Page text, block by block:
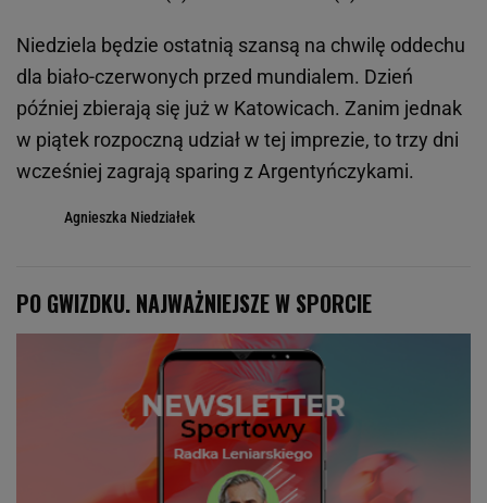
Niedziela będzie ostatnią szansą na chwilę oddechu
dla biało-czerwonych przed mundialem. Dzień
później zbierają się już w Katowicach. Zanim jednak
w piątek rozpoczną udział w tej imprezie, to trzy dni
wcześniej zagrają sparing z Argentyńczykami.
Agnieszka Niedziałek